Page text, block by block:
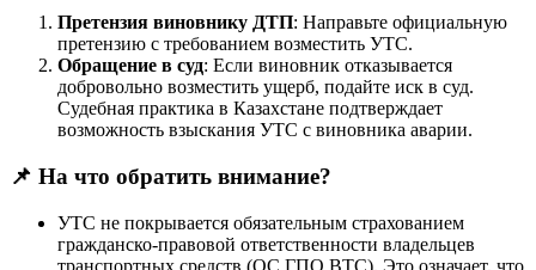
Претензия виновнику ДТП: Направьте официальную
претензию с требованием возместить УТС.
Обращение в суд: Если виновник отказывается
добровольно возместить ущерб, подайте иск в суд.
Судебная практика в Казахстане подтверждает
возможность взыскания УТС с виновника аварии.
📌 На что обратить внимание?
УТС не покрывается обязательным страхованием
гражданско-правовой ответственности владельцев
транспортных средств (ОС ГПО ВТС). Это означает, что